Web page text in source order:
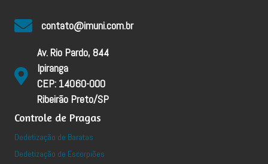
contato@imuni.com.br
Av. Rio Pardo, 844
Ipiranga
CEP: 14060-000
Ribeirão Preto/SP
Controle de Pragas
Dedetização de Baratas
Dedetização de Escorpiões